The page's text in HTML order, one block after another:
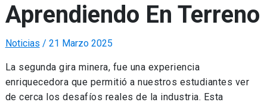
Aprendiendo En Terreno
Noticias / 21 Marzo 2025
La segunda gira minera, fue una experiencia
enriquecedora que permitió a nuestros estudiantes ver
de cerca los desafíos reales de la industria. Esta